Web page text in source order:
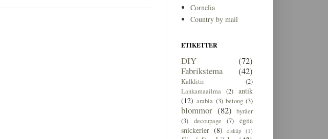
Cornelia
Country by mail
ETIKETTER
DIY
(72)
Fabrikstema
(42)
Kalklitir
(2)
Lankamaailma (2) antik
(12) arabia (3) betong (3)
blommor (82) byråer
(3)
decoupage (7)
egna
snickerier (8) elskåp (1)